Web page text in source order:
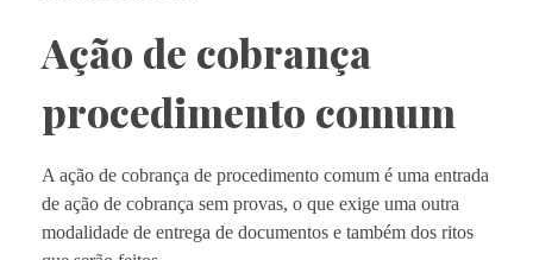
Ação de cobrança
procedimento comum
A ação de cobrança de procedimento comum é uma entrada
de ação de cobrança sem provas, o que exige uma outra
modalidade de entrega de documentos e também dos ritos